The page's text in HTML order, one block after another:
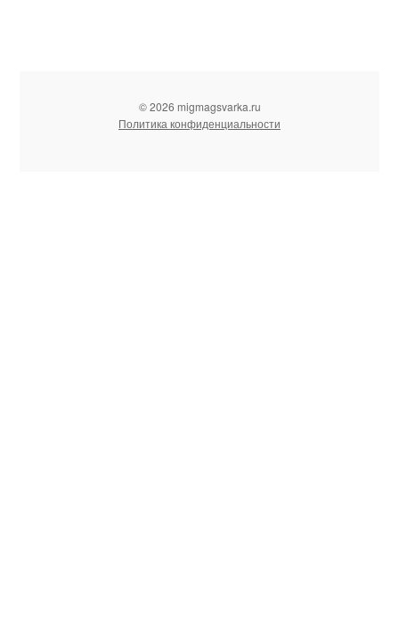
© 2026 migmagsvarka.ru
Политика конфиденциальности